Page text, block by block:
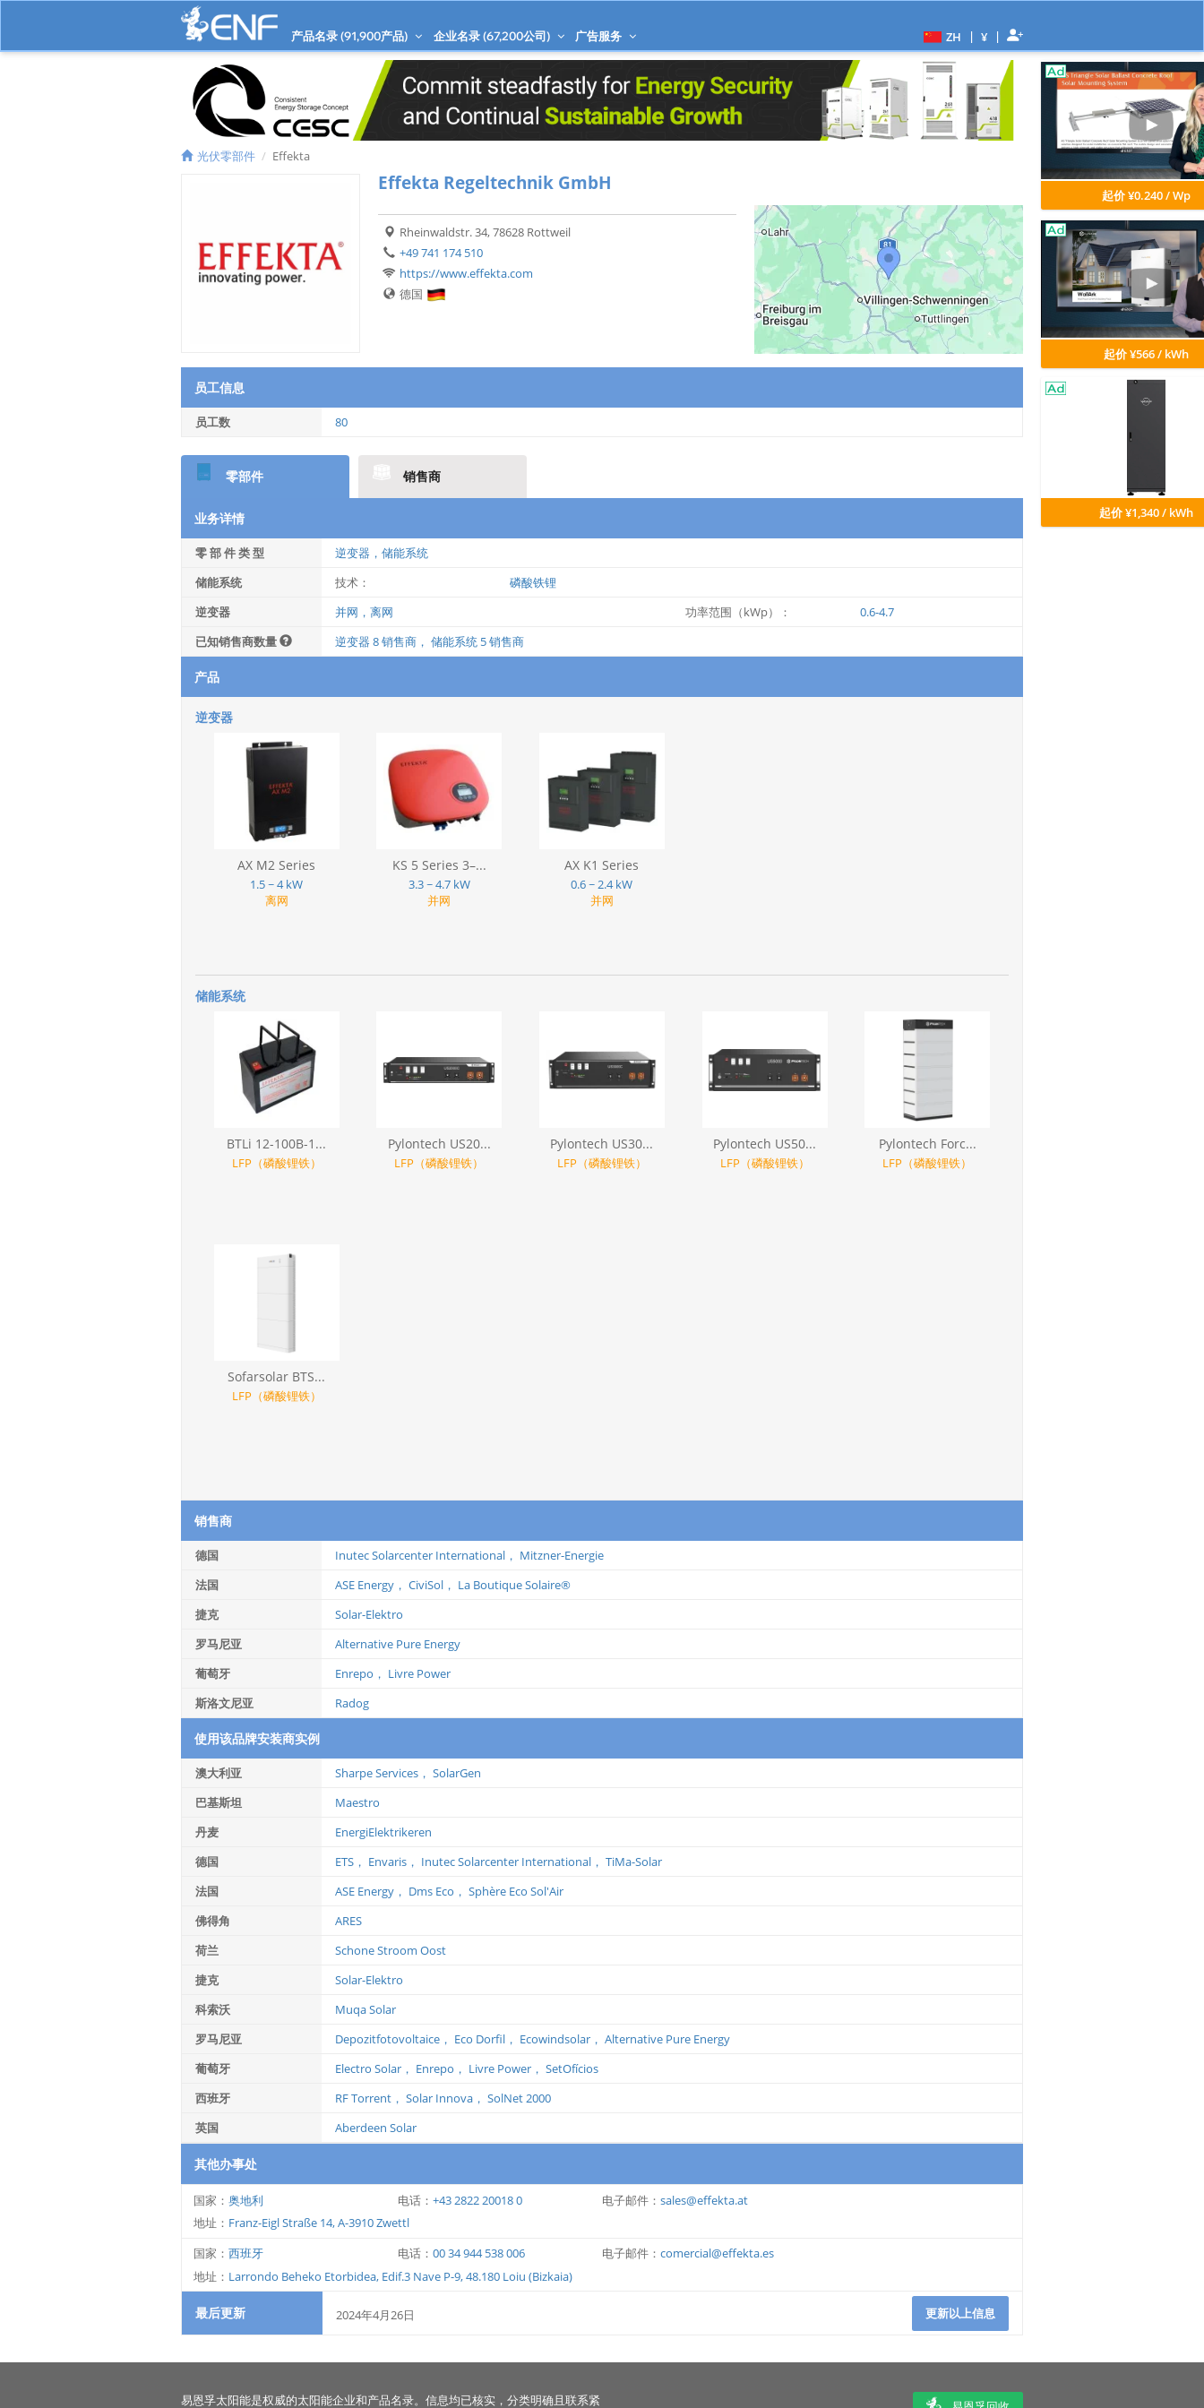
产品名录 (91,900产品) 企业名录 (67,200公司) 广告服务 ZH | ¥ |
光伏零部件 Effekta
Effekta Regeltechnik GmbH
Rheinwaldstr. 34, 78628 Rottweil
+49 741 174 510
https://www.effekta.com
德国
员工信息
员工数 80
零部件 销售商
业务详情
零 部 件 类 型
逆变器，储能系统
储能系统
技术：
磷酸铁锂
逆变器
并网，离网 功率范围（kWp）：
0.6-4.7
已知销售商数量
逆变器 8 销售商， 储能系统 5 销售商
产品
逆变器
AX M2 Series
1.5 ~ 4 kW
离网
KS 5 Series 3–...
3.3 ~ 4.7 kW
并网
AX K1 Series
0.6 ~ 2.4 kW
并网
储能系统
BTLi 12-100B-1...
LFP（磷酸锂铁）
Pylontech US20...
LFP（磷酸锂铁）
Pylontech US30...
LFP（磷酸锂铁）
Pylontech US50...
LFP（磷酸锂铁）
Pylontech Forc...
LFP（磷酸锂铁）
Sofarsolar BTS...
LFP（磷酸锂铁）
销售商
德国 Inutec Solarcenter International， Mitzner-Energie
法国
ASE Energy， CiviSol， La Boutique Solaire®
捷克
Solar-Elektro
罗马尼亚
Alternative Pure Energy
葡萄牙
Enrepo， Livre Power
斯洛文尼亚
Radog
使用该品牌安装商实例
澳大利亚 Sharpe Services， SolarGen
巴基斯坦
Maestro
丹麦
EnergiElektrikeren
德国
ETS， Envaris， Inutec Solarcenter International， TiMa-Solar
法国
ASE Energy， Dms Eco， Sphère Eco Sol'Air
佛得角
ARES
荷兰
Schone Stroom Oost
捷克
Solar-Elektro
科索沃
Muqa Solar
罗马尼亚
Depozitfotovoltaice， Eco Dorfil， Ecowindsolar， Alternative Pure Energy
葡萄牙
Electro Solar， Enrepo， Livre Power， SetOfícios
西班牙
RF Torrent， Solar Innova， SolNet 2000
英国
Aberdeen Solar
其他办事处
国家： 奥地利 电话： +43 2822 20018 0 电子邮件： sales@effekta.at
地址： Franz-Eigl Straße 14, A-3910 Zwettl
国家： 西班牙 电话： 00 34 944 538 006 电子邮件： comercial@effekta.es
地址： Larrondo Beheko Etorbidea, Edif.3 Nave P-9, 48.180 Loiu (Bizkaia)
最后更新 2024年4月26日 更新以上信息
起价 ¥0.240 / Wp
起价 ¥566 / kWh
起价 ¥1,340 / kWh
易恩孚太阳能是权威的太阳能企业和产品名录。信息均已核实，分类明确且联系紧